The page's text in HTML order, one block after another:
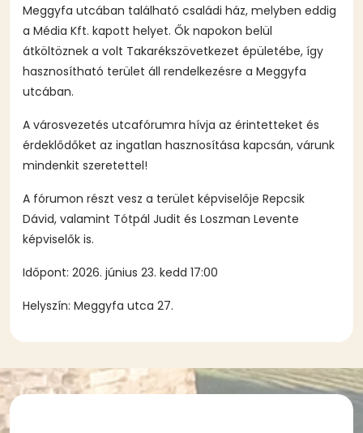
Meggyfa utcában található családi ház, melyben eddig
a Média Kft. kapott helyet. Ők napokon belül
átköltöznek a volt Takarékszövetkezet épületébe, így
hasznosítható terület áll rendelkezésre a Meggyfa
utcában.
A városvezetés utcafórumra hívja az érintetteket és
érdeklődőket az ingatlan hasznosítása kapcsán, várunk
mindenkit szeretettel!
A fórumon részt vesz a terület képviselője Repcsik
Dávid, valamint Tótpál Judit és Loszman Levente
képviselők is.
Időpont: 2026. június 23. kedd 17:00
Helyszín: Meggyfa utca 27.